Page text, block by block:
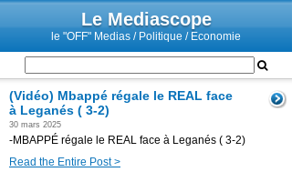
Le Mediascope
le "OFF" Medias / Politique / Economie
(Vidéo) Mbappé régale le REAL face
à Leganés ( 3-2)
30 mars 2025
-MBAPPÉ régale le REAL face à Leganés ( 3-2)
Read the Entire Post >